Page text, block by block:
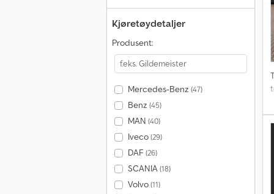
Kjøretøydetaljer
Produsent:
Mercedes-Benz (47)
Benz (45)
MAN (40)
Iveco(29)
DAF (26)
SCANIA(18)
Volvo(11)